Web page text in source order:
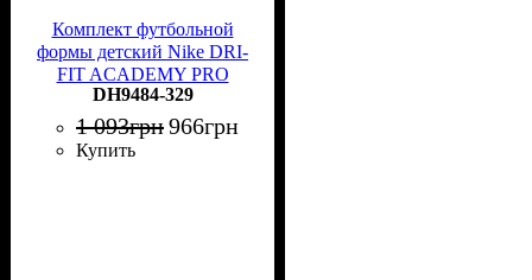
Комплект футбольной
формы детский Nike DRI-
FIT ACADEMY PRO
зелено-черный DH9484-329
DH9484-329
1 093грн966грн
Купить